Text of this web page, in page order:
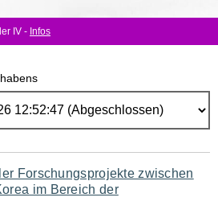
IV - Infos
Forschungsprojekte zwischen
im Bereich der